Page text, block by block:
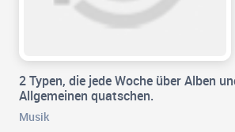
2 Typen, die jede Woche über Alben
Allgemeinen quatschen.
Musik